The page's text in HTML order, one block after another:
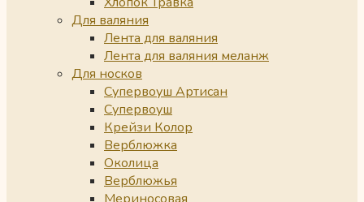
Для валяния
Лента для валяния
Лента для валяния меланж
Для носков
Супервоуш Артисан
Супервоуш
Крейзи Колор
Верблюжка
Околица
Верблюжья